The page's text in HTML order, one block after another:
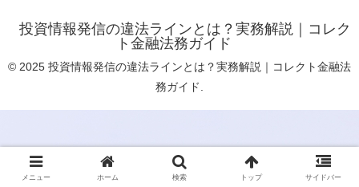
投資情報発信の違法ラインとは？実務解説｜コレク
ト金融法務ガイド
© 2025 投資情報発信の違法ラインとは？実務解説｜コレクト金融法
務ガイド.
メニュー ホーム 検索 トップ サイドバー